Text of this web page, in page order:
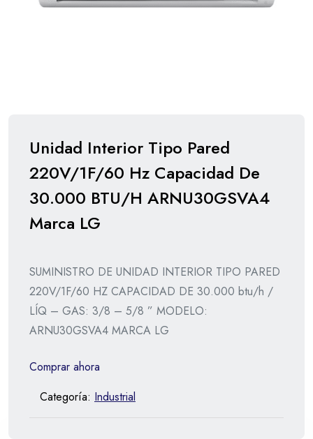
Unidad Interior Tipo Pared
220V/1F/60 Hz Capacidad De
30.000 BTU/H ARNU30GSVA4
Marca LG
SUMINISTRO DE UNIDAD INTERIOR TIPO PARED
220V/1F/60 HZ CAPACIDAD DE 30.000 btu/h /
LÍQ – GAS: 3/8 – 5/8 ” MODELO:
ARNU30GSVA4 MARCA LG
Comprar ahora
Categoría: Industrial